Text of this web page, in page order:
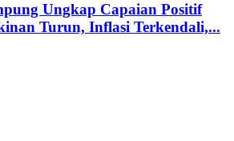
Ungkap Capaian Positif
Turun, Inflasi Terkendali,...